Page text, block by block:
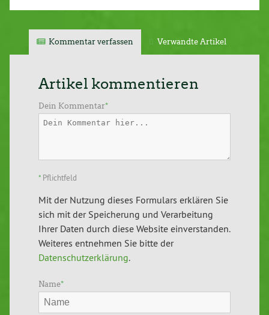
Kommentar verfassen Verwandte Artikel
Artikel kommentieren
Dein Kommentar*
* Pflichtfeld
Mit der Nutzung dieses Formulars erklären Sie
sich mit der Speicherung und Verarbeitung
Ihrer Daten durch diese Website einverstanden.
Weiteres entnehmen Sie bitte der
Datenschutzerklärung.
Name*